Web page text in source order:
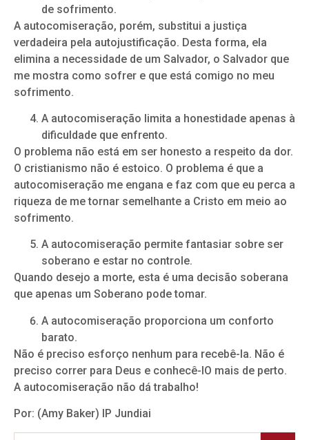
de sofrimento.
A autocomiseração, porém, substitui a justiça
verdadeira pela autojustificação. Desta forma, ela
elimina a necessidade de um Salvador, o Salvador que
me mostra como sofrer e que está comigo no meu
sofrimento.
A autocomiseração limita a honestidade apenas à
dificuldade que enfrento.
O problema não está em ser honesto a respeito da dor.
O cristianismo não é estoico. O problema é que a
autocomiseração me engana e faz com que eu perca a
riqueza de me tornar semelhante a Cristo em meio ao
sofrimento.
A autocomiseração permite fantasiar sobre ser
soberano e estar no controle.
Quando desejo a morte, esta é uma decisão soberana
que apenas um Soberano pode tomar.
A autocomiseração proporciona um conforto
barato.
Não é preciso esforço nenhum para recebê-la. Não é
preciso correr para Deus e conhecê-lO mais de perto.
A autocomiseração não dá trabalho!
Por: (Amy Baker) IP Jundiai